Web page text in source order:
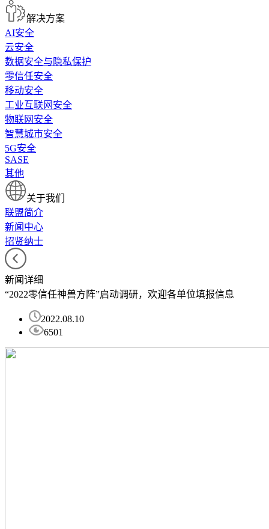
解决方案
AI安全
云安全
数据安全与隐私保护
零信任安全
移动安全
工业互联网安全
物联网安全
智慧城市安全
5G安全
SASE
其他
关于我们
联盟简介
新闻中心
招贤纳士
新闻详细
“2022零信任神兽方阵”启动调研，欢迎各单位填报信息
2022.08.10
6501